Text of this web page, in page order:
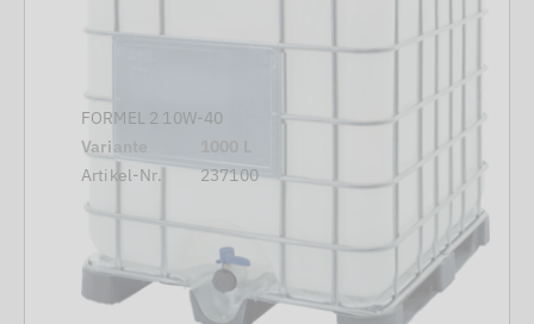
FORMEL 2 10W-40
Variante
Artikel-Nr.
237100